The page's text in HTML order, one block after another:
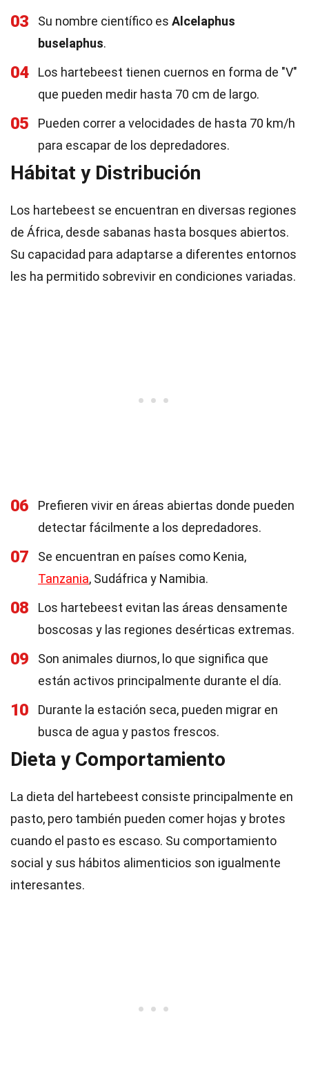
03 Su nombre científico es Alcelaphus
buselaphus.
04
Los hartebeest tienen cuernos en forma de "V"
que pueden medir hasta 70 cm de largo.
05
Pueden correr a velocidades de hasta 70 km/h
para escapar de los depredadores.
Hábitat y Distribución
Los hartebeest se encuentran en diversas regiones
de África, desde sabanas hasta bosques abiertos.
Su capacidad para adaptarse a diferentes entornos
les ha permitido sobrevivir en condiciones variadas.
06
Prefieren vivir en áreas abiertas donde pueden
detectar fácilmente a los depredadores.
07
Se encuentran en países como Kenia,
Tanzania, Sudáfrica y Namibia.
08
Los hartebeest evitan las áreas densamente
boscosas y las regiones desérticas extremas.
09
Son animales diurnos, lo que significa que
están activos principalmente durante el día.
10
Durante la estación seca, pueden migrar en
busca de agua y pastos frescos.
Dieta y Comportamiento
La dieta del hartebeest consiste principalmente en
pasto, pero también pueden comer hojas y brotes
cuando el pasto es escaso. Su comportamiento
social y sus hábitos alimenticios son igualmente
interesantes.